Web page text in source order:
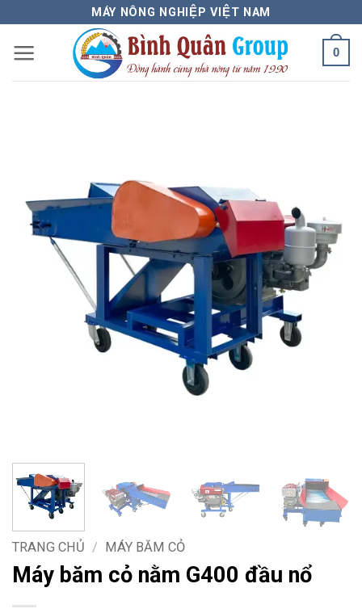
nội
dung
MÁY NÔNG NGHIỆP VIỆT NAM
0
TRANG CHỦ / MÁY BĂM CỎ
Máy băm cỏ nằm G400 đầu nổ